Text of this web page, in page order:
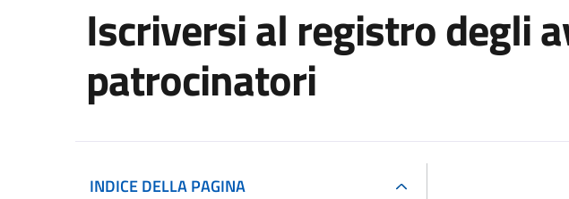
Iscriversi al registro degli
patrocinatori
INDICE DELLA PAGINA